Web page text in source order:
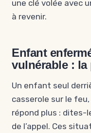
une clé volée avec
à revenir.
Enfant
vulnérable :
Un enfant seul
casserole sur le
répond plus : dites-
de l’appel. Ces